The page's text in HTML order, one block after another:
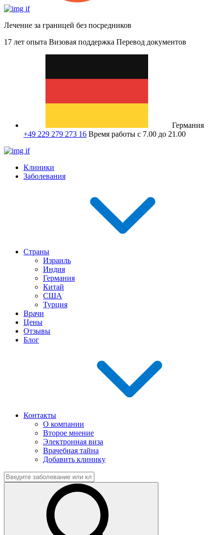
Лечение за границей без посредников
17 лет опыта Визовая поддержка Перевод документов
Германия
+49 229 279 273 16 Время работы с 7.00 до 21.00
Клиники
Заболевания
Страны
Израиль
Индия
Германия
Китай
США
Турция
Врачи
Цены
Отзывы
Блог
Контакты
О компании
Второе мнение
Электронная виза
Врачебная тайна
Добавить клинику